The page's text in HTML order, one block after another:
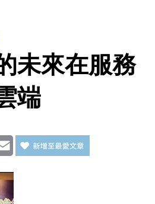
未來在服務
端
Email